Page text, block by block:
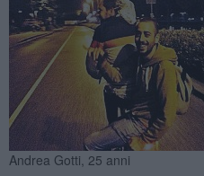
Andrea Gotti, 25 anni